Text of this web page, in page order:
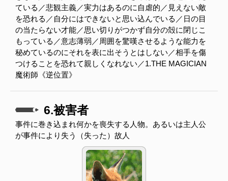
ている／悲観主義／実力はあるのに自虐的／見えない敵
を恐れる／自分にはできないと思い込んでいる／日の目
の当たらない才能／思い切りがつかず自分の殻に閉じこ
もっている／意志薄弱／周囲を驚嘆させるような能力を
秘めているのにそれを表に出そうとはしない／相手を傷
つけることを恐れて親しくなれない／1.THE MAGICIAN
魔術師《逆位置》
6.被害者
事件に巻き込まれ何かを喪失する人物。あるいは主人公
が事件により失う（失った）故人